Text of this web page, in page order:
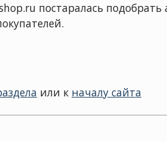
постаралась
или к началу сайта